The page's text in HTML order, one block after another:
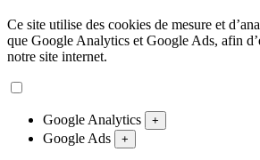
Ce site utilise des cookies de mesure et
que Google Analytics et Google Ads, afin
notre site internet.
Google Analytics +
Google Ads +